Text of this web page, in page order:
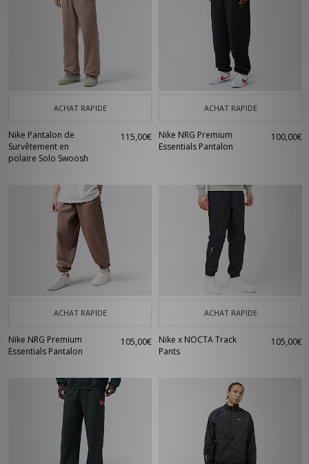
ACHAT RAPIDE
Nike Pantalon de
Survêtement en
polaire Solo Swoosh
115,00€
ACHAT RAPIDE
Nike NRG Premium
Essentials Pantalon
100,00€
ACHAT RAPIDE
Nike NRG Premium
Essentials Pantalon
105,00€
ACHAT RAPIDE
Nike x NOCTA Track
Pants
105,00€